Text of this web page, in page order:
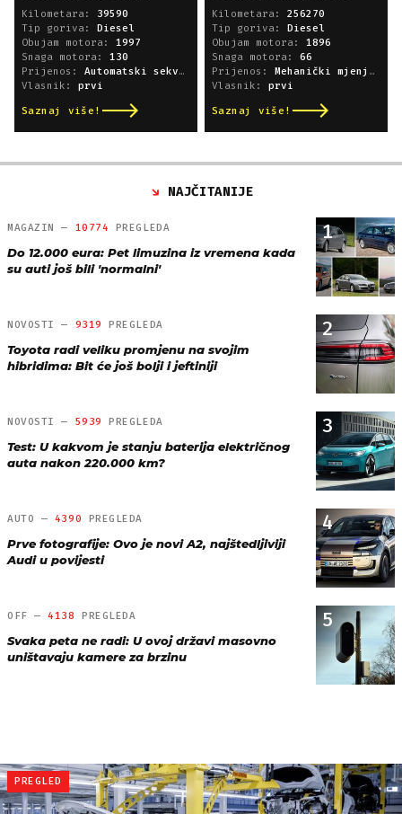
Kilometara: 39590
Tip goriva:
Diesel
Obujam motora: 1997
Snaga motora: 130
Prijenos: Automatski sekvencijski
Vlasnik: prvi
Saznaj više!
Kilometara: 256270
Tip goriva:
Diesel
Obujam motora: 1896
Snaga motora: 66
Prijenos:
Mehanički mjenjač
Vlasnik: prvi
Saznaj više!
NAJČITANIJE
1
MAGAZIN — 10774 PREGLEDA
Do 12.000 eura: Pet limuzina iz vremena kada
su auti još bili 'normalni'
2
NOVOSTI — 9319 PREGLEDA
Toyota radi veliku promjenu na svojim
hibridima: Bit će još bolji i jeftiniji
3
NOVOSTI — 5939 PREGLEDA
Test: U kakvom je stanju baterija električnog
auta nakon 220.000 km?
4
AUTO — 4390 PREGLEDA
Prve fotografije: Ovo je novi A2, najštedljiviji
Audi u povijesti
5
OFF —4138 PREGLEDA
Svaka peta ne radi: U ovoj državi masovno
uništavaju kamere za brzinu
PREGLED